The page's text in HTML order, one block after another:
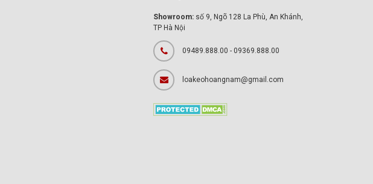
Showroom: số 9, Ngõ 128 La Phù, An Khánh,
TP Hà Nội
09489.888.00 - 09369.888.00
loakeohoangnam@gmail.com